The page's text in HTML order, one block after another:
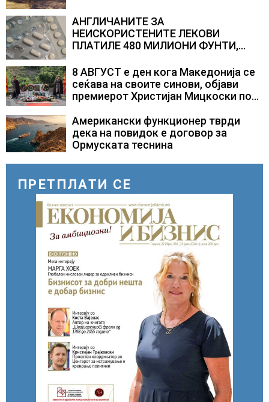
АНГЛИЧАНИТЕ ЗА
НЕИСКОРИСТЕНИТЕ ЛЕКОВИ
ПЛАТИЛЕ 480 МИЛИОНИ ФУНТИ,
само лекови што навистина им се
потребни
8 АВГУСТ е ден кога Македонија се
сеќава на своите синови, објави
премиерот Христијан Мицкоски по
загинувањето на десетмината
прилепски бранители
Американски функционер тврди
дека на повидок е договор за
Ормуската теснина
ПРЕТПЛАТИ СЕ